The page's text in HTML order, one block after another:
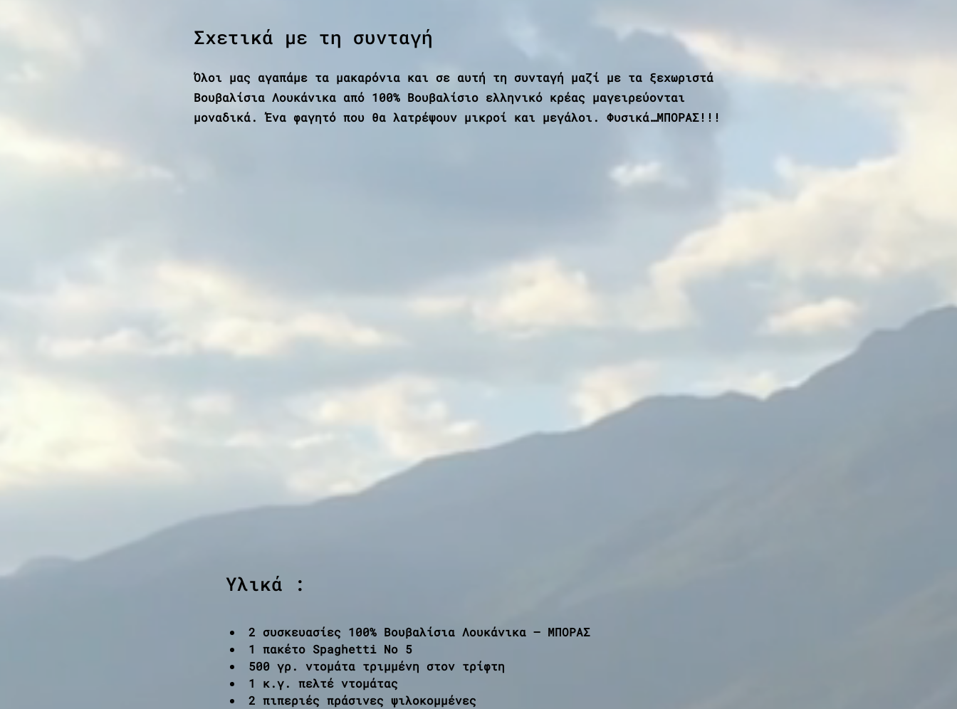
Σχετικά με τη συνταγή
Όλοι μας αγαπάμε τα μακαρόνια και σε αυτή τη συνταγή μαζί με τα ξεχωριστά
Βουβαλίσια Λουκάνικα από 100% Βουβαλίσιο ελληνικό κρέας μαγειρεύονται
μοναδικά. Ένα φαγητό που θα λατρέψουν μικροί και μεγάλοι. Φυσικά…ΜΠΟΡΑΣ!!!
Υλικά :
2 συσκευασίες 100% Βουβαλίσια Λουκάνικα – ΜΠΟΡΑΣ
1 πακέτο Spaghetti No 5
500 γρ. ντομάτα τριμμένη στον τρίφτη
1 κ.γ. πελτέ ντομάτας
2 πιπεριές πράσινες ψιλοκομμένες